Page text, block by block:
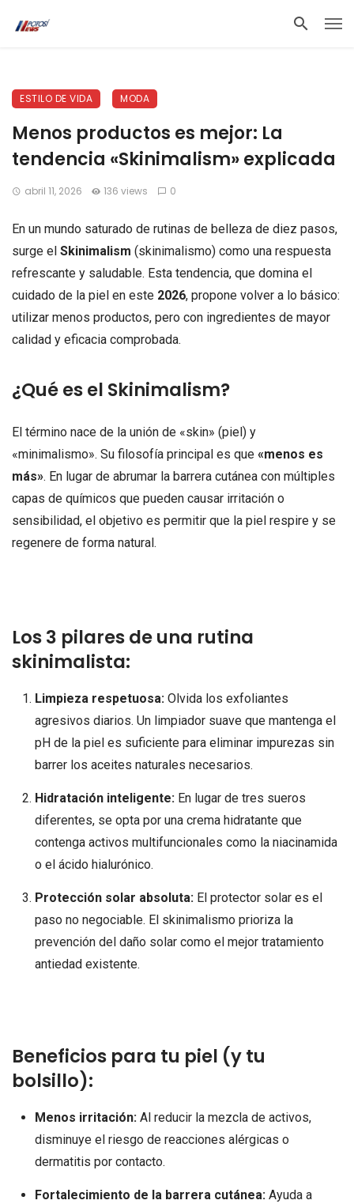
ESTILO DE VIDA MODA
Menos productos es mejor: La
tendencia «Skinimalism» explicada
abril 11, 2026 136 views 0
En un mundo saturado de rutinas de belleza de diez pasos,
surge el Skinimalism (skinimalismo) como una respuesta
refrescante y saludable. Esta tendencia, que domina el
cuidado de la piel en este 2026, propone volver a lo básico:
utilizar menos productos, pero con ingredientes de mayor
calidad y eficacia comprobada.
¿Qué es el Skinimalism?
El término nace de la unión de «skin» (piel) y
«minimalismo». Su filosofía principal es que «menos es
más». En lugar de abrumar la barrera cutánea con múltiples
capas de químicos que pueden causar irritación o
sensibilidad, el objetivo es permitir que la piel respire y se
regenere de forma natural.
Los 3 pilares de una rutina
skinimalista:
Limpieza respetuosa:Olvida los exfoliantes
agresivos diarios. Un limpiador suave que mantenga el
pH de la piel es suficiente para eliminar impurezas sin
barrer los aceites naturales necesarios.
Hidratación inteligente:En lugar de tres sueros
diferentes, se opta por una crema hidratante que
contenga activos multifuncionales como la niacinamida
o el ácido hialurónico.
Protección solar absoluta:El protector solar es el
paso no negociable. El skinimalismo prioriza la
prevención del daño solar como el mejor tratamiento
antiedad existente.
Beneficios para tu piel (y tu
bolsillo):
Menos irritación:Al reducir la mezcla de activos,
disminuye el riesgo de reacciones alérgicas o
dermatitis por contacto.
Fortalecimiento de la barrera cutánea:Ayuda a